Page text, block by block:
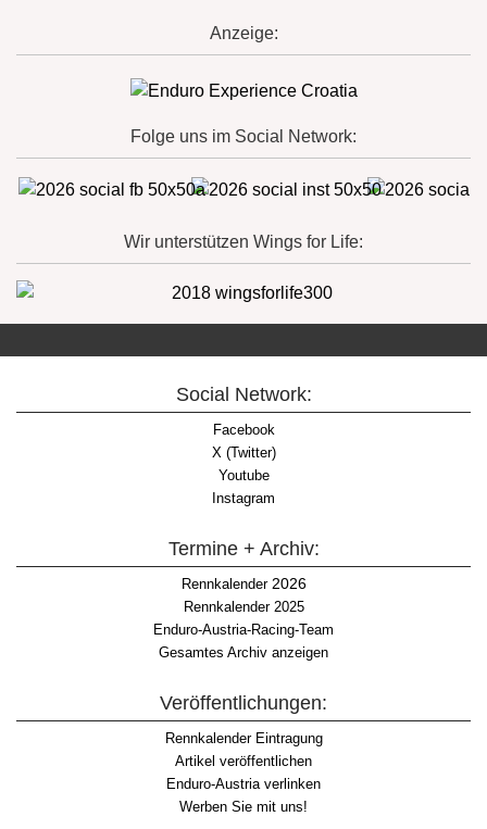
Anzeige:
Folge uns im Social Network:
Wir unterstützen Wings for Life:
Social Network:
Facebook
X (Twitter)
Youtube
Instagram
Termine + Archiv:
Rennkalender2026
Rennkalender 2025
Enduro-Austria-Racing-Team
Gesamtes Archiv anzeigen
Veröffentlichungen:
Rennkalender Eintragung
Artikel veröffentlichen
Enduro-Austria verlinken
Werben Sie mit uns!